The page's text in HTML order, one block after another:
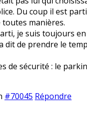
Du coup il est
manières.
je suis toujours
dit de prendre le
de sécurité : le
#70045 Répondre